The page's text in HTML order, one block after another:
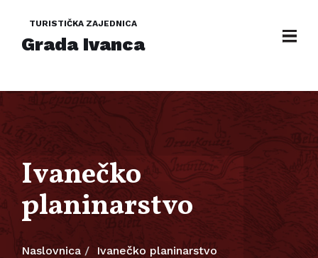
TURISTIČKA ZAJEDNICA
Grada Ivanca
Ivanečko
planinarstvo
Naslovnica
Ivanečko planinarstvo